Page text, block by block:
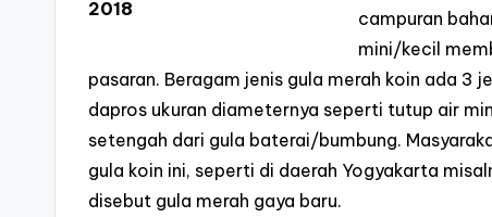
campuran
mini/kecil
pasaran. Beragam jenis gula merah koin ada 3
dapros ukuran diameternya seperti tutup air
setengah dari gula baterai/bumbung.
gula koin ini, seperti di daerah Yogyakarta
disebut gula merah gaya baru.